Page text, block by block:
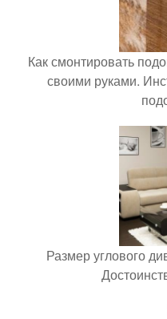
Как смонтировать
своими руками.
Размер углового